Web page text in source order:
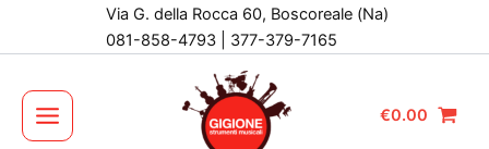
Via G. della Rocca 60, Boscoreale (Na)
081-858-4793 | 377-379-7165
Main
€0.00